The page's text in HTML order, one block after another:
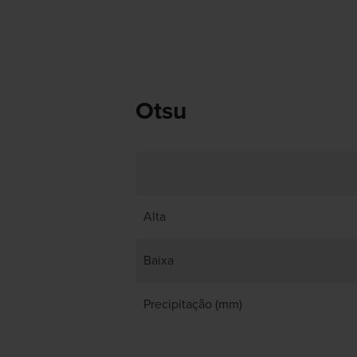
Otsu
Alta
Baixa
Precipitação (mm)